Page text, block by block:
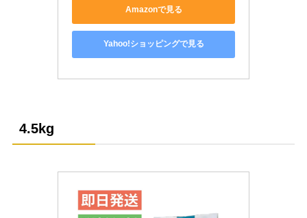
Amazonで見る
Yahoo!ショッピングで見る
4.5kg